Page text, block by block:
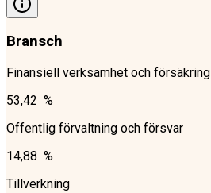
Bransch
Finansiell verksamhet och
53,42 %
Offentlig förvaltning och försvar
14,88 %
Tillverkning